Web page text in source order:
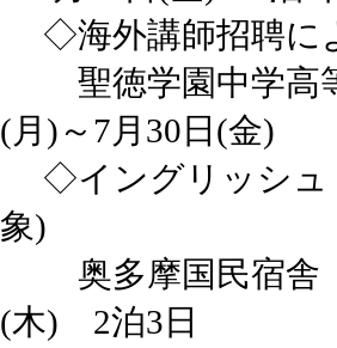
◇海外講師招聘に
聖徳学園中学高
(月)～7月30日(金)
◇イングリッシュ
象)
奥多摩国民宿舎
(木) 2泊3日